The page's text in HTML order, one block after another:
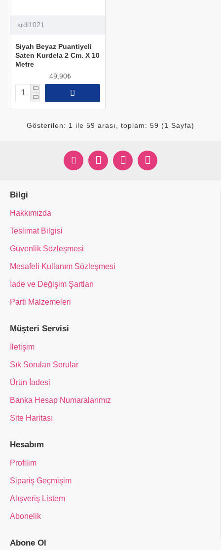
krdl1021
Siyah Beyaz Puantiyeli
Saten Kurdela 2 Cm. X 10
Metre
49,90₺
Gösterilen: 1 ile 59 arası, toplam: 59 (1 Sayfa)
Bilgi
Hakkımızda
Teslimat Bilgisi
Güvenlik Sözleşmesi
Mesafeli Kullanım Sözleşmesi
İade ve Değişim Şartları
Parti Malzemeleri
Müşteri Servisi
İletişim
Sık Sorulan Sorular
Ürün İadesi
Banka Hesap Numaralarımız
Site Haritası
Hesabım
Profilim
Sipariş Geçmişim
Alışveriş Listem
Abonelik
Abone Ol